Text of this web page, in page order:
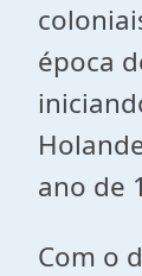
época
ano de
Com o